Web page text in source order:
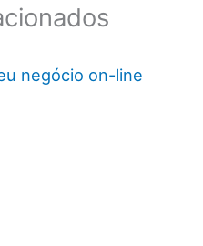
negócio on-line